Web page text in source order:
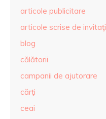
articole publicitare
articole scrise de invitaţi
blog
călătorii
campanii de ajutorare
cărţi
ceai